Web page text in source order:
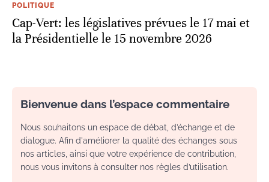
POLITIQUE
Cap-Vert: les législatives prévues le 17 mai et
la Présidentielle le 15 novembre 2026
Bienvenue dans l’espace commentaire
Nous souhaitons un espace de débat, d’échange et de
dialogue. Afin d'améliorer la qualité des échanges sous
nos articles, ainsi que votre expérience de contribution,
nous vous invitons à consulter nos règles d’utilisation.